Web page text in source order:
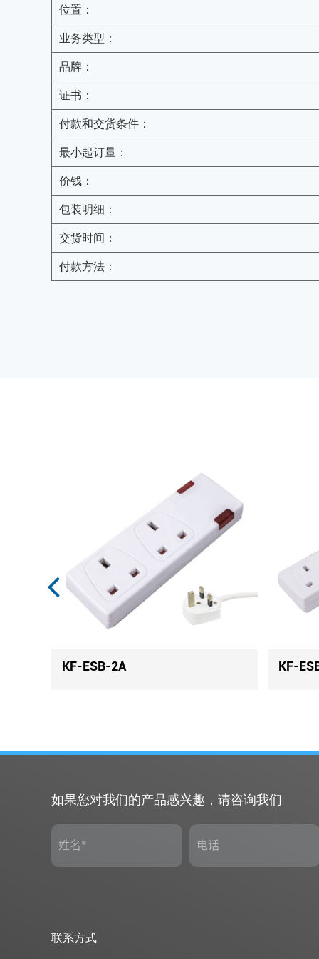
位置：
业务类型：
品牌：
证书：
付款和交货条件：
最小起订量：
价钱：
包装明细：
交货时间：
付款方法：
如果您对我们的产品感兴趣，请咨询我们
联系方式